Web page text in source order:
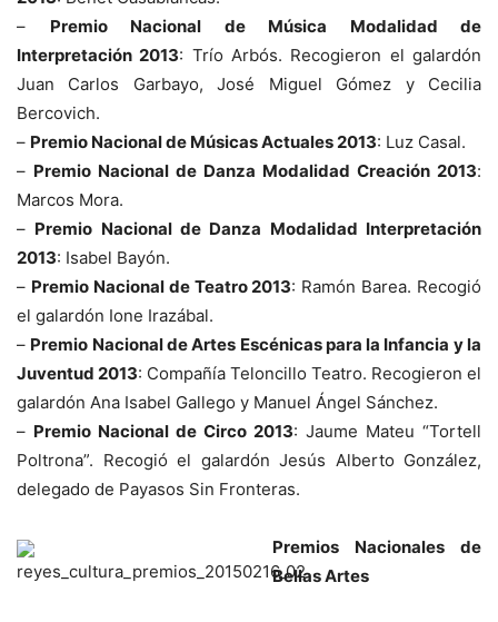
– Premio Nacional de Música Modalidad de
Interpretación 2013: Trío Arbós. Recogieron el galardón
Juan Carlos Garbayo, José Miguel Gómez y Cecilia
Bercovich.
– Premio Nacional de Músicas Actuales 2013: Luz Casal.
– Premio Nacional de Danza Modalidad Creación 2013:
Marcos Mora.
– Premio Nacional de Danza Modalidad Interpretación
2013: Isabel Bayón.
– Premio Nacional de Teatro 2013: Ramón Barea. Recogió
el galardón Ione Irazábal.
– Premio Nacional de Artes Escénicas para la Infancia y la
Juventud 2013: Compañía Teloncillo Teatro. Recogieron el
galardón Ana Isabel Gallego y Manuel Ángel Sánchez.
– Premio Nacional de Circo 2013: Jaume Mateu “Tortell
Poltrona”. Recogió el galardón Jesús Alberto González,
delegado de Payasos Sin Fronteras.
Premios Nacionales de
Bellas Artes